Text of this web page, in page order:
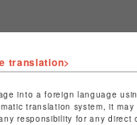
店舗名
福岡
特定商取引法など
translation>
into a foreign language
translation system, it
responsibility for any